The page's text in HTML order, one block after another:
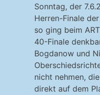
Sonntag, der
Herren-Finale
so ging beim
40-Finale
Bogdanow und
nicht nehmen,
direkt auf dem